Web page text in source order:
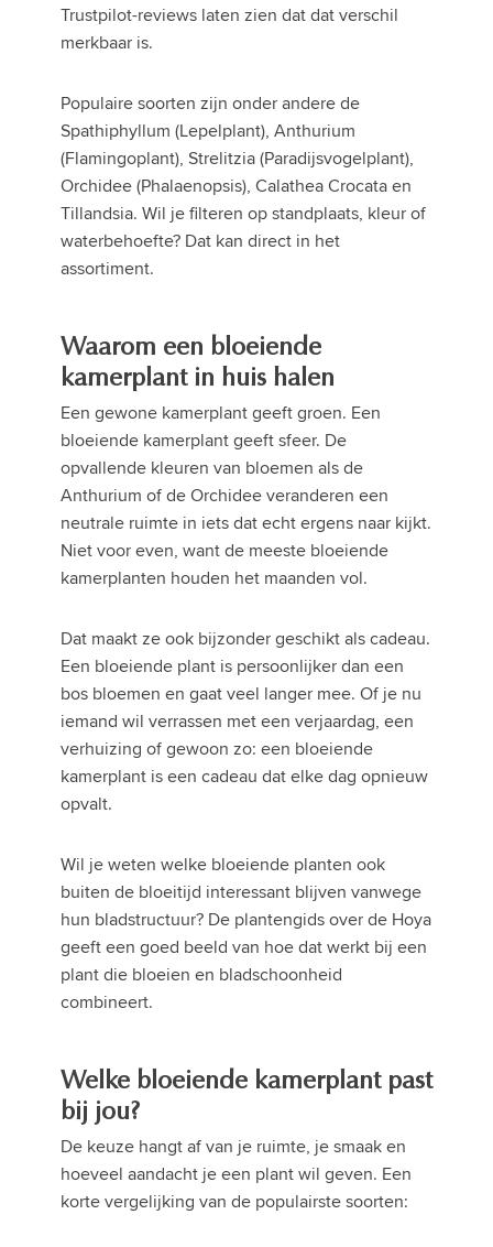
Trustpilot-reviews laten zien dat dat verschil
merkbaar is.
Populaire soorten zijn onder andere de
Spathiphyllum (Lepelplant), Anthurium
(Flamingoplant), Strelitzia (Paradijsvogelplant),
Orchidee (Phalaenopsis), Calathea Crocata en
Tillandsia. Wil je filteren op standplaats, kleur of
waterbehoefte? Dat kan direct in het
assortiment.
Waarom een bloeiende
kamerplant in huis halen
Een gewone kamerplant geeft groen. Een
bloeiende kamerplant geeft sfeer. De
opvallende kleuren van bloemen als de
Anthurium of de Orchidee veranderen een
neutrale ruimte in iets dat echt ergens naar kijkt.
Niet voor even, want de meeste bloeiende
kamerplanten houden het maanden vol.
Dat maakt ze ook bijzonder geschikt als cadeau.
Een bloeiende plant is persoonlijker dan een
bos bloemen en gaat veel langer mee. Of je nu
iemand wil verrassen met een verjaardag, een
verhuizing of gewoon zo: een bloeiende
kamerplant is een cadeau dat elke dag opnieuw
opvalt.
Wil je weten welke bloeiende planten ook
buiten de bloeitijd interessant blijven vanwege
hun bladstructuur? De plantengids over de Hoya
geeft een goed beeld van hoe dat werkt bij een
plant die bloeien en bladschoonheid
combineert.
Welke bloeiende kamerplant past
bij jou?
De keuze hangt af van je ruimte, je smaak en
hoeveel aandacht je een plant wil geven. Een
korte vergelijking van de populairste soorten: